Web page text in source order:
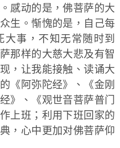
感动的是，佛菩萨的大
生。惭愧的是，自己每
大事，不知无常随时到
那样的大慈大悲及有智
，让我能接触、读诵大
《阿弥陀经》、《金刚
》、《观世音菩萨普门
上班；利用下班回家的
，心中更加对佛菩萨仰